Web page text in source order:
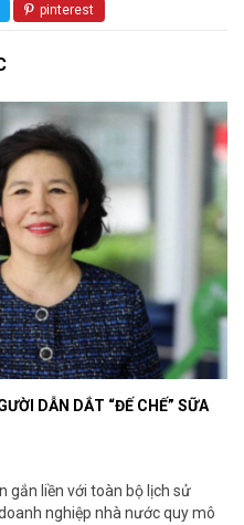
pinterest
DẪN DẮT “ĐẾ CHẾ” SỮA
gắn liền với toàn bộ lịch sử
nghiệp nhà nước quy mô